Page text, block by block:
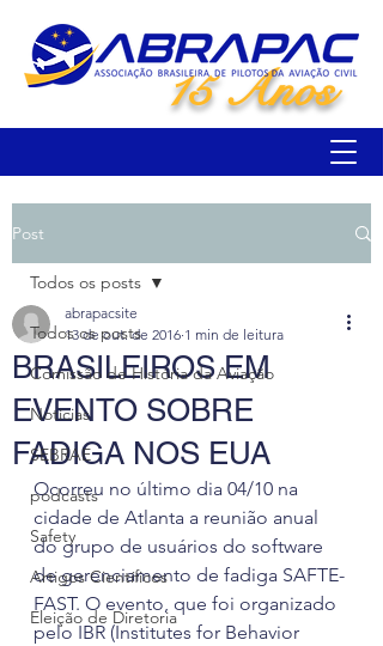
15 Anos
Post
Todos os posts
Comissão de História da Aviação
Notícias
SEBRAE
podcasts
Safety
Artigos Científicos
Eleição de Diretoria
Todos os posts
BRASILEIROS EM
EVENTO SOBRE
FADIGA NOS EUA
abrapacsite
13 de out. de 2016 1 min de leitura
Ocorreu no último dia 04/10 na
cidade de Atlanta a reunião anual
do grupo de usuários do software
de gerenciamento de fadiga SAFTE-
FAST. O evento, que foi organizado
pelo IBR (Institutes for Behavior